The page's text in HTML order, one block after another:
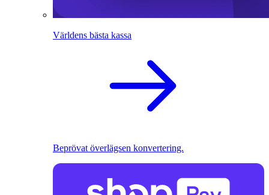
Världens bästa kassa
Beprövat överlägsen konvertering.